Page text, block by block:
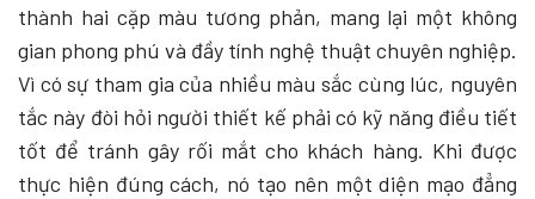
thành hai cặp màu tương phản, mang lại một không
gian phong phú và đầy tính nghệ thuật chuyên nghiệp.
Vì có sự tham gia của nhiều màu sắc cùng lúc, nguyên
tắc này đòi hỏi người thiết kế phải có kỹ năng điều tiết
tốt để tránh gây rối mắt cho khách hàng. Khi được
thực hiện đúng cách, nó tạo nên một diện mạo đẳng